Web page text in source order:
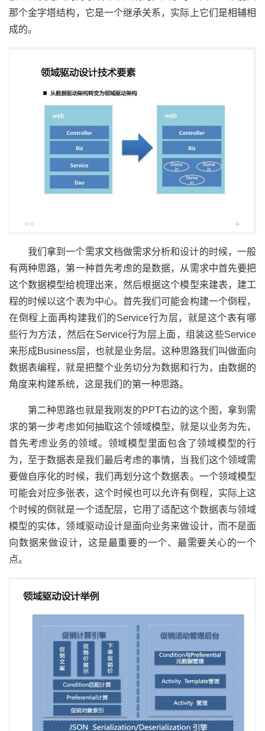
那个金字塔结构，它是一个继承关系，实际上它们是相辅相
成的。
我们拿到一个需求文档做需求分析和设计的时候，一般
有两种思路，第一种首先考虑的是数据，从需求中首先要把
这个数据模型给梳理出来，然后根据这个模型来建表，建工
程的时候以这个表为中心。首先我们可能会构建一个倒程，
在倒程上面再构建我们的Service行为层，就是这个表有哪
些行为方法，然后在Service行为层上面，组装这些Service
来形成Business层，也就是业务层。这种思路我们叫做面向
数据表编程，就是把整个业务切分为数据和行为，由数据的
角度来构建系统，这是我们的第一种思路。
第二种思路也就是我刚发的PPT右边的这个图，拿到需
求的第一步考虑如何抽取这个领域模型，就是以业务为先，
首先考虑业务的领域。领域模型里面包含了领域模型的行
为，至于数据表是我们最后考虑的事情，当我们这个领域需
要做自序化的时候，我们再划分这个数据表。一个领域模型
可能会对应多张表，这个时候也可以允许有倒程，实际上这
个时候的倒就是一个适配层，它用了适配这个数据表与领域
模型的实体，领域驱动设计是面向业务来做设计，而不是面
向数据来做设计，这是最重要的一个、最需要关心的一个
点。